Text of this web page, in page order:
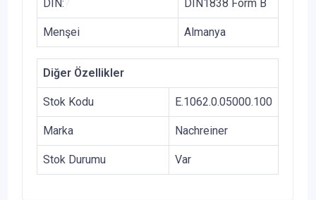
DIN: DIN1838 Form B
Menşei Almanya
Diğer Özellikler
Stok Kodu E.1062.0.05000.100
Marka Nachreiner
Stok Durumu Var